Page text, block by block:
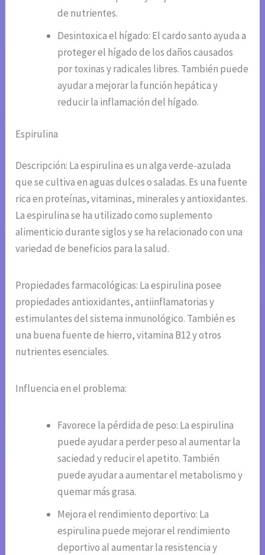
de nutrientes.
Desintoxica el hígado: El cardo santo ayuda a
proteger el hígado de los daños causados
por toxinas y radicales libres. También puede
ayudar a mejorar la función hepática y
reducir la inflamación del hígado.
Espirulina
Descripción: La espirulina es un alga verde-azulada
que se cultiva en aguas dulces o saladas. Es una fuente
rica en proteínas, vitaminas, minerales y antioxidantes.
La espirulina se ha utilizado como suplemento
alimenticio durante siglos y se ha relacionado con una
variedad de beneficios para la salud.
Propiedades farmacológicas: La espirulina posee
propiedades antioxidantes, antiinflamatorias y
estimulantes del sistema inmunológico. También es
una buena fuente de hierro, vitamina B12 y otros
nutrientes esenciales.
Influencia en el problema:
Favorece la pérdida de peso: La espirulina
puede ayudar a perder peso al aumentar la
saciedad y reducir el apetito. También
puede ayudar a aumentar el metabolismo y
quemar más grasa.
Mejora el rendimiento deportivo: La
espirulina puede mejorar el rendimiento
deportivo al aumentar la resistencia y